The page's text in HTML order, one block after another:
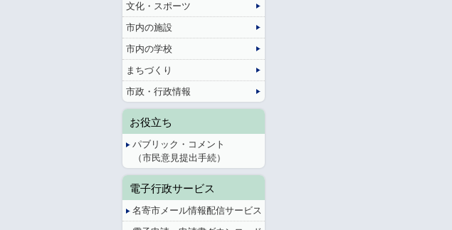
文化・スポーツ
市内の施設
市内の学校
まちづくり
市政・行政情報
お役立ち
パブリック・コメント
（市民意見提出手続）
電子行政サービス
名寄市メール情報配信サービス